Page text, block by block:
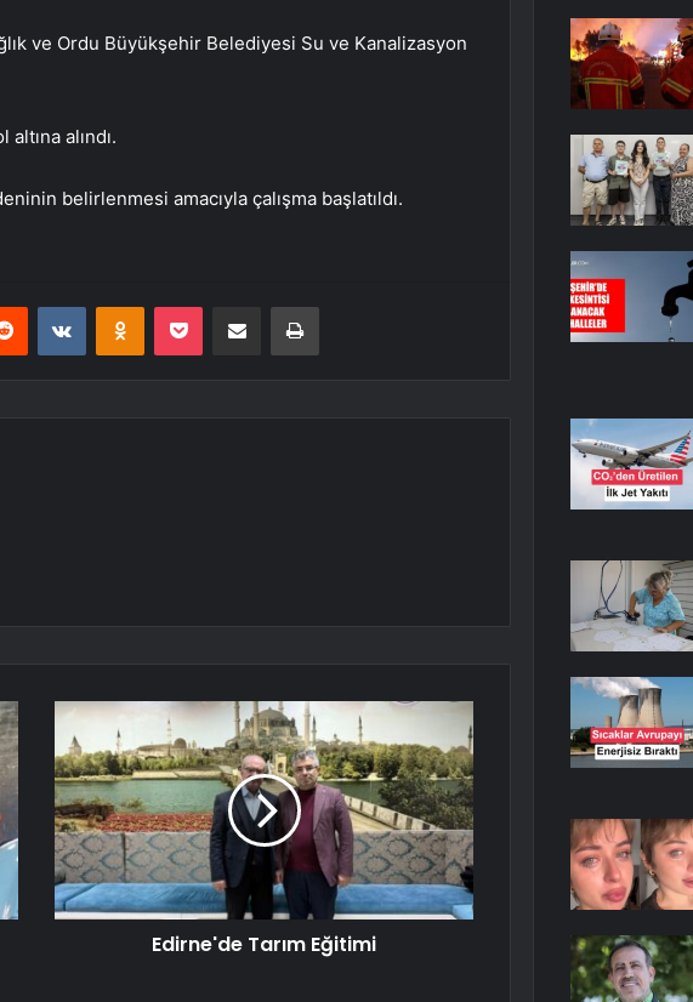
ve Ordu Büyükşehir Belediyesi Su ve Kanalizasyon
alındı.
belirlenmesi amacıyla çalışma başlatıldı.
Reddit VKontakteOdnoklassniki
Pocket E-Posta ile paylaş Yazdır
Edirne'de Tarım Eğitimi